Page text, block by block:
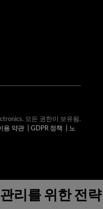
모든 권한이 보유됨.
용 약관| GDPR 정책
노
리를 위한 전략